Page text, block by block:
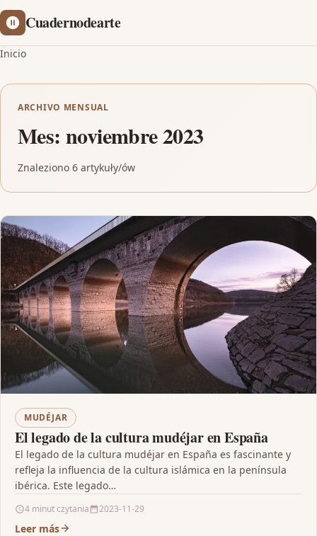
Cuadernodearte
Inicio
ARCHIVO MENSUAL
Mes: noviembre 2023
Znaleziono 6 artykuły/ów
MUDÉJAR
El legado de la cultura mudéjar en España
El legado de la cultura mudéjar en España es fascinante y
refleja la influencia de la cultura islámica en la península
ibérica. Este legado…
4 minut czytania 2023-11-29
Leer más